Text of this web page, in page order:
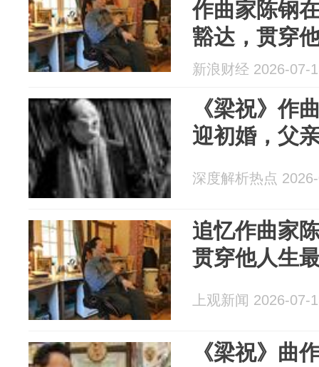
作曲家陈钢
豁达，贯穿
新浪财经 2026-07-
《梁祝》作
迎初婚，父
深度解析热点
追忆作曲家
贯穿他人生
上观新闻 2026-07-
《梁祝》曲